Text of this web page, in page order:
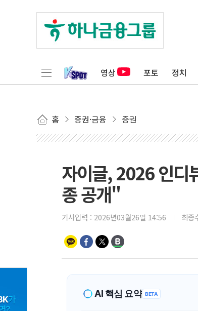
영상 포토 정치
홈 증권·금융 증권
자이글, 2026 인디
종 공개"
기사입력 : 2026년03월26일 14:56 최종
AI 핵심 요약 BETA